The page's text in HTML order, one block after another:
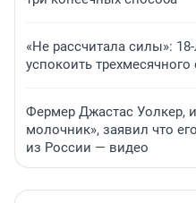
«Не рассчитала силы»:
успокоить
Фермер Джастас Уолкер,
молочник», заявил что
из России — видео